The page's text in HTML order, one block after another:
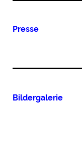
Presse
Bildergalerie